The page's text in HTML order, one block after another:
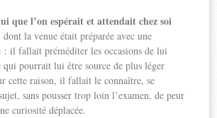
que l’on espérait et attendait chez soi
dont la venue était préparée avec une
: il fallait préméditer les occasions de lui
pourrait lui être source de plus léger
cette raison, il fallait le connaître, se
sans pousser trop loin l’examen, de peur
curiosité déplacée.